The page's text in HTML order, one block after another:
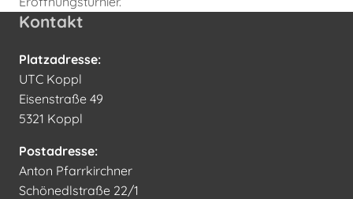
Kontakt
Platzadresse:
UTC Koppl
Eisenstraße 49
5321 Koppl
Postadresse:
Anton Pfarrkirchner
Schönedlstraße 22/1